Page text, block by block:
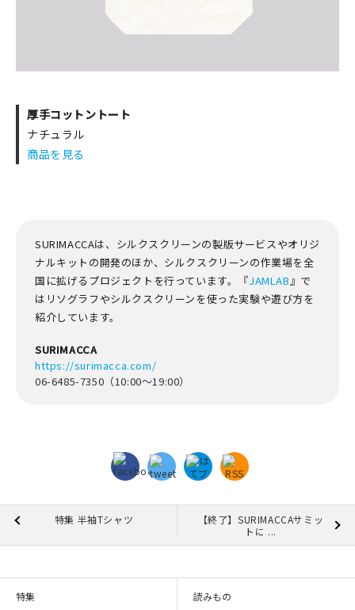
厚手コットントート
ナチュラル
商品を見る
SURIMACCAは、シルクスクリーンの製版サービスやオリジ
ナルキットの開発のほか、シルクスクリーンの作業場を全
国に拡げるプロジェクトを行っています。『JAMLAB』で
はリソグラフやシルクスクリーンを使った実験や遊び方を
紹介しています。
SURIMACCA
https://surimacca.com/
06-6485-7350（10:00～19:00）
特集 半袖Tシャツ
【終了】SURIMACCAサミッ
トに ...
特集 読みもの